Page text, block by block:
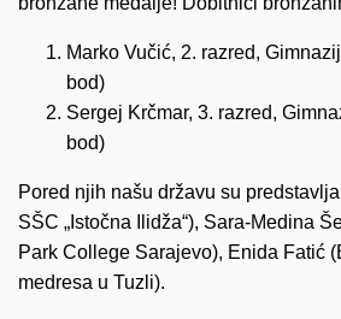
Marko Vučić, 2. razred,
bod)
Sergej Krčmar, 3. razred,
bod)
Pored njih našu državu su
SŠC „Istočna Ilidža“), Sara-Medina
Park College Sarajevo), Enida Fatić
medresa u Tuzli).